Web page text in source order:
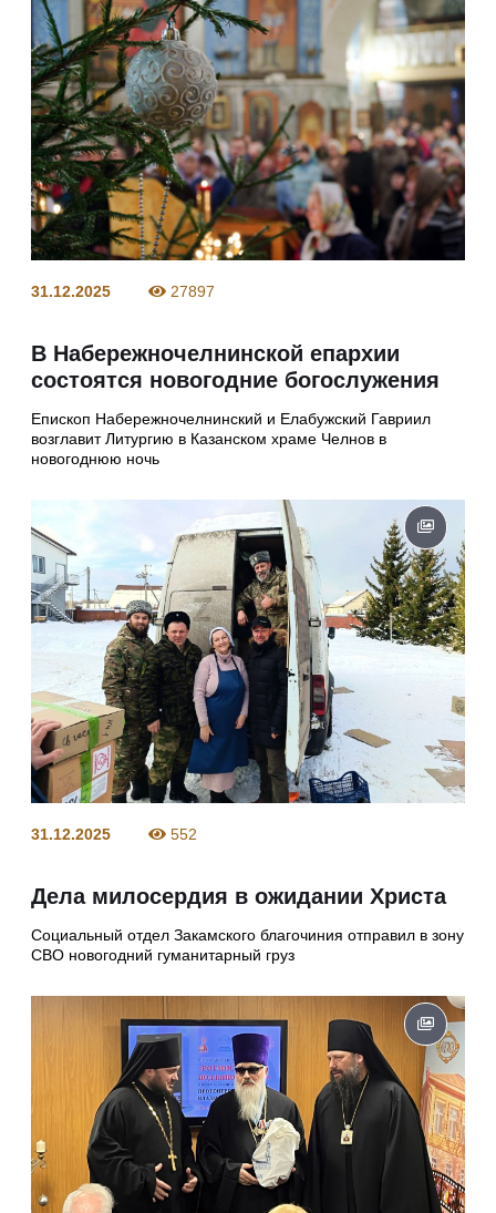
31.12.2025 27897
В Набережночелнинской епархии
состоятся новогодние богослужения
Епископ Набережночелнинский и Елабужский Гавриил
возглавит Литургию в Казанском храме Челнов в
новогоднюю ночь
31.12.2025 552
Дела милосердия в ожидании Христа
Социальный отдел Закамского благочиния отправил в зону
СВО новогодний гуманитарный груз